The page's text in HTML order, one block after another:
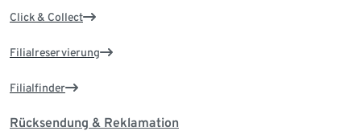
Click & Collect
Filialreservierung
Filialfinder
Rücksendung & Reklamation